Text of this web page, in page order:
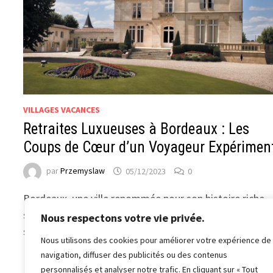
Nous respectons votre vie privée.
Nous utilisons des cookies pour améliorer votre expérience de
navigation, diffuser des publicités ou des contenus
personnalisés et analyser notre trafic. En cliquant sur « Tout
VILLAGES VACANCES
Retraites Luxueuses à Bordeaux : Les
Coups de Cœur d’un Voyageur
parPrzemyslaw 05/12/2023 0
Bordeaux, une ville renommée pour son histoire riche,
ses vins exquis et son attrait culturel, n’est pas
seulement une destination pour les amateurs de raisin,